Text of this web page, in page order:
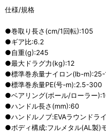
仕様/規格
●巻取り長さ(cm/1回転):105
●ギア比:6.2
●自重(g):245
●最大ドラグ力(kg):12
●標準巻糸量ナイロン(lb-
●標準巻糸量PE(号-m):2.5-300
●ベアリング(ボール/ローラー
●ハンドル長さ(mm):60
●ハンドルノブ:EVAラウンドラ
●ボディ構成:フルメタル(AL製)